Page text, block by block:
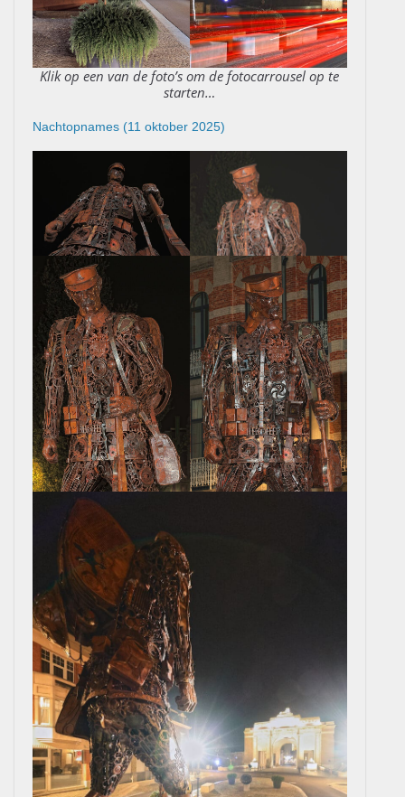
Klik op een van de foto’s om de fotocarrousel op te
starten…
Nachtopnames (11 oktober 2025)